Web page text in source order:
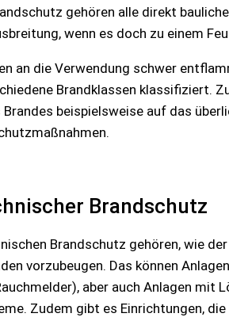
gehören alle direkt
wenn es doch zu einem
an die Verwendung schwer
Brandklassen klassifiziert.
Brandes beispielsweise auf das
Brandschutz
Brandschutz gehören, wie
vorzubeugen. Das können
aber auch Anlagen mit
Zudem gibt es Einrichtungen,